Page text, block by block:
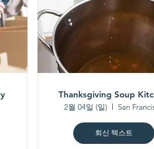
Thanksgiving Soup
2월 04일 (일) San
회신 텍스트